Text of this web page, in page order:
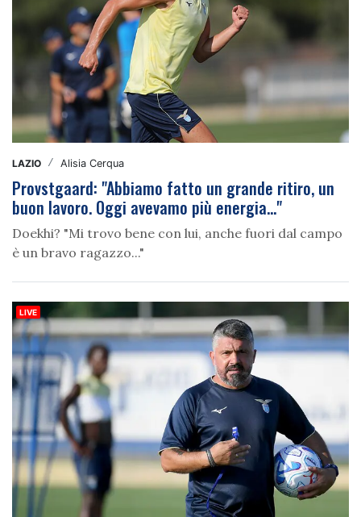
LAZIO / Alisia Cerqua
Provstgaard: "Abbiamo fatto un grande ritiro, un
buon lavoro. Oggi avevamo più energia..."
Doekhi? "Mi trovo bene con lui, anche fuori dal campo
è un bravo ragazzo..."